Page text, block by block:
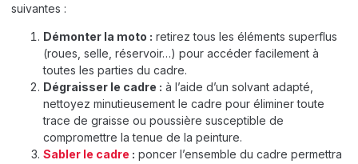
suivantes :
Démonter la moto : retirez tous les éléments superflus
(roues, selle, réservoir…) pour accéder facilement à
toutes les parties du cadre.
Dégraisser le cadre : à l’aide d’un solvant adapté,
nettoyez minutieusement le cadre pour éliminer toute
trace de graisse ou poussière susceptible de
compromettre la tenue de la peinture.
Sabler le cadre : poncer l’ensemble du cadre permettra